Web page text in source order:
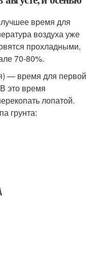
время для
воздуха уже
прохладными,
70-80%.
— время для первой
это время
лопатой.
грунта: